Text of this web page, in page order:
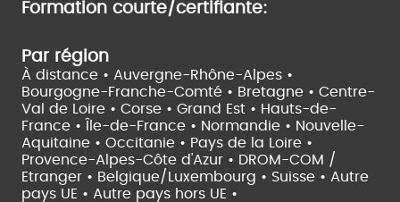
Formation courte/certifiante:
Par région
À distance • Auvergne-Rhône-Alpes •
Bourgogne-Franche-Comté • Bretagne • Centre-
Val de Loire • Corse • Grand Est • Hauts-de-
France •
Île-de-France • Normandie • Nouvelle-
Aquitaine • Occitanie • Pays de la Loire •
Provence-Alpes-Côte d'Azur • DROM-COM /
Etranger • Belgique/Luxembourg • Suisse • Autre
pays UE • Autre pays hors UE •